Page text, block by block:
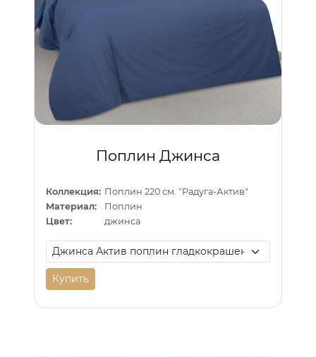
Поплин Джинса
Коллекция: Поплин 220 см. "Радуга-Актив"
Материал:
Поплин
Цвет:
джинса
Купить